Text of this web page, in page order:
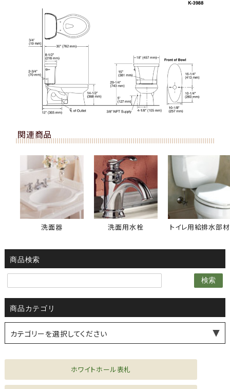
関連商品
洗面器 洗面用水栓 トイレ用給排水部材
商品検索
検索
商品カテゴリ
カテゴリーを選択してください
ホワイトホール表札